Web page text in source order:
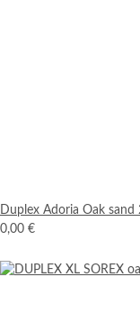
Duplex Adoria Oak
0,00 €